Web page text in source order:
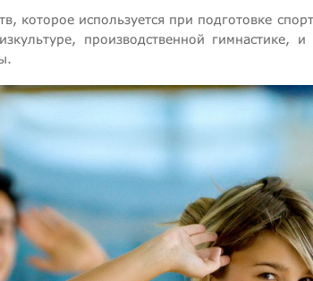
которое используется при подготовке
производственной гимнастике,